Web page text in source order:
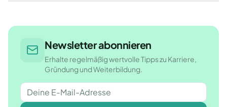
Newsletter abonnieren
Erhalte regelmäßig wertvolle Tipps zu Karriere,
Gründung und Weiterbildung.